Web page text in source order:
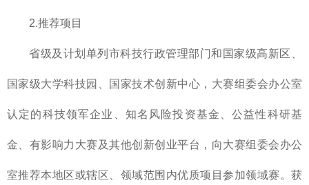
2.推荐项目
省级及计划单列市科技行政管理部门和国家级高新区、
国家级大学科技园、国家技术创新中心，大赛组委会办公室
认定的科技领军企业、知名风险投资基金、公益性科研基
金、有影响力大赛及其他创新创业平台，向大赛组委会办公
室推荐本地区或辖区、领域范围内优质项目参加领域赛。获